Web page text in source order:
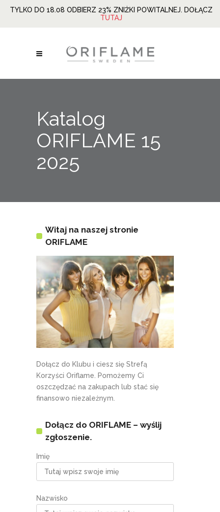
TYLKO DO 18.08 ODBIERZ 23% ZNIŻKI POWITALNEJ. DOŁĄCZ
TUTAJ
Katalog
ORIFLAME 15
2025
Witaj na naszej stronie
ORIFLAME
Dołącz do Klubu i ciesz się Strefą
Korzyści Oriflame. Pomożemy Ci
oszczędzać na zakupach lub stać się
finansowo niezależnym.
Dołącz do ORIFLAME – wyślij
zgłoszenie.
Imię
Nazwisko